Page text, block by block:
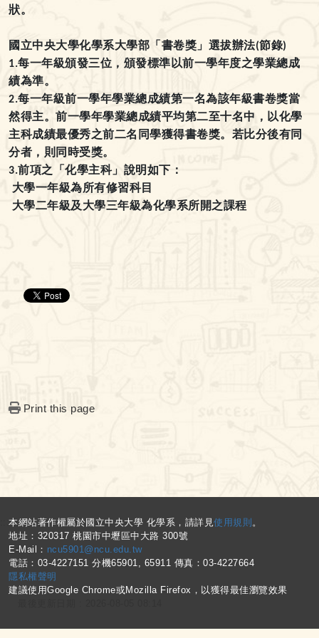
狀。
國立中央大學化學系大學部「書卷獎」選拔辦法(節錄)
1.每一年級頒發三位，頒發標準以前一學年度之學業總成
績為準。
2.每一年級前一學年學業總成績第一名為該年級書卷獎當
然得主。前一學年學業總成績平均第二至十名中，以化學
主科成績最優秀之前二名同學獲得書卷獎。若比分後有同
分者，則同時受獎。
3.前項之「化學主科」說明如下：
大學一年級為所有修習科目
大學二年級及大學三年級為化學系所開之課程
Print this page
:::本網站著作權屬於國立中央大學 化學系，請詳見 使用規則 。
地址：320317 桃園市中壢區中大路 300號
E-Mail： ncu5901@ncu.edu.tw
電話：03-4227151 分機65901, 65911 傳真：03-4227664
隱私權聲明
建議使用Google Chrome或Mozilla Firefox，以獲得最佳瀏覽效果